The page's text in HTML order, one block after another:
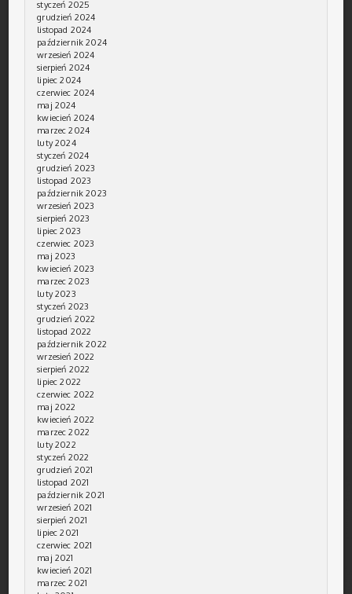
styczeń 2025
grudzień 2024
listopad 2024
październik 2024
wrzesień 2024
sierpień 2024
lipiec 2024
czerwiec 2024
maj 2024
kwiecień 2024
marzec 2024
luty 2024
styczeń 2024
grudzień 2023
listopad 2023
październik 2023
wrzesień 2023
sierpień 2023
lipiec 2023
czerwiec 2023
maj 2023
kwiecień 2023
marzec 2023
luty 2023
styczeń 2023
grudzień 2022
listopad 2022
październik 2022
wrzesień 2022
sierpień 2022
lipiec 2022
czerwiec 2022
maj 2022
kwiecień 2022
marzec 2022
luty 2022
styczeń 2022
grudzień 2021
listopad 2021
październik 2021
wrzesień 2021
sierpień 2021
lipiec 2021
czerwiec 2021
maj 2021
kwiecień 2021
marzec 2021